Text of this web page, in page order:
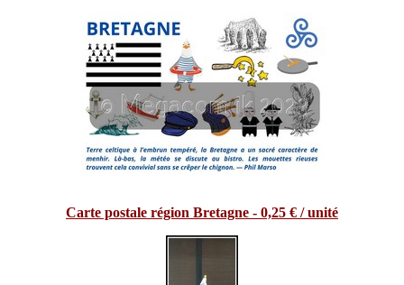
Carte postale région Bretagne - 0,25 € / unité